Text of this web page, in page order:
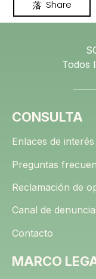
Share
Todos
CONSULTA
Enlaces de interés
Preguntas
Reclamación de
Canal de
Contacto
MARCO